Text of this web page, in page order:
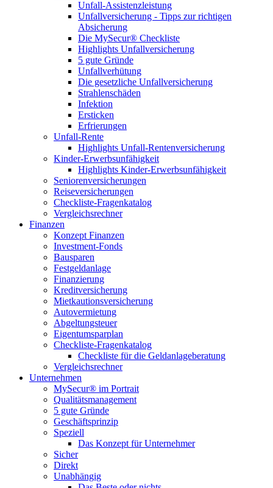
Unfall-Assistenzleistung
Unfallversicherung - Tipps zur richtigen
Absicherung
Die MySecur® Checkliste
Highlights Unfallversicherung
5 gute Gründe
Unfallverhütung
Die gesetzliche Unfallversicherung
Strahlenschäden
Infektion
Ersticken
Erfrierungen
Unfall-Rente
Highlights Unfall-Rentenversicherung
Kinder-Erwerbsunfähigkeit
Highlights Kinder-Erwerbsunfähigkeit
Seniorenversicherungen
Reiseversicherungen
Checkliste-Fragenkatalog
Vergleichsrechner
Finanzen
Konzept Finanzen
Investment-Fonds
Bausparen
Festgeldanlage
Finanzierung
Kreditversicherung
Mietkautionsversicherung
Autovermietung
Abgeltungsteuer
Eigentumsparplan
Checkliste-Fragenkatalog
Checkliste für die Geldanlageberatung
Vergleichsrechner
Unternehmen
MySecur® im Portrait
Qualitätsmanagement
5 gute Gründe
Geschäftsprinzip
Speziell
Das Konzept für Unternehmer
Sicher
Direkt
Unabhängig